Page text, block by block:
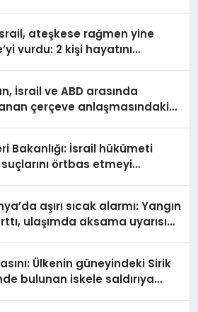
ateşkese rağmen yine
vurdu: 2 kişi hayatını
İsrail ve ABD arasında
çerçeve anlaşmasındaki
Bakanlığı: İsrail hükümeti
örtbas etmeyi
aşırı sıcak alarmı: Yangın
ulaşımda aksama uyarısı
Ülkenin güneyindeki Sirik
bulunan iskele saldırıya